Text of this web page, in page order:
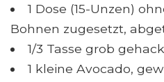
1 Dose (15-Unzen)
Bohnen zugesetzt,
1/3 Tasse grob
1 kleine Avocado,